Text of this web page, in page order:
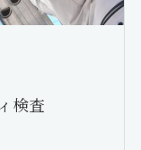
検査